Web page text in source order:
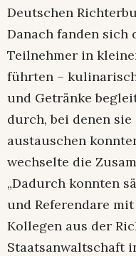
Deutschen
Danach fanden sich
Teilnehmer in
führten –
und Getränke
durch, bei denen
austauschen
wechselte die
„Dadurch konnten
und Referendare
Kollegen aus der
Staatsanwaltschaft